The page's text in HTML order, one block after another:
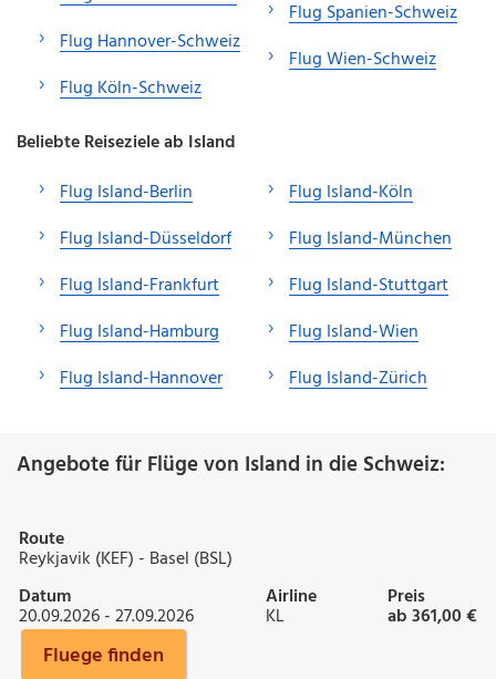
Flug Hannover-Schweiz
Flug Köln-Schweiz
Flug Spanien-Schweiz
Flug Wien-Schweiz
Beliebte Reiseziele ab Island
Flug Island-Berlin
Flug Island-Düsseldorf
Flug Island-Frankfurt
Flug Island-Hamburg
Flug Island-Hannover
Flug Island-Köln
Flug Island-München
Flug Island-Stuttgart
Flug Island-Wien
Flug Island-Zürich
Angebote für Flüge von Island in die Schweiz:
Route
Reykjavik (KEF) - Basel (BSL)
Datum
20.09.2026 - 27.09.2026
Airline
KL
Preis
ab 361,00 €
Fluege finden